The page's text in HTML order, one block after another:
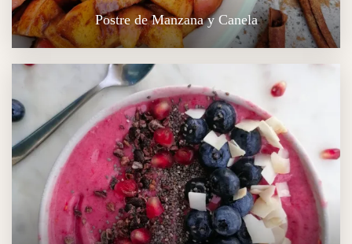
Postre de Manzana y Canela